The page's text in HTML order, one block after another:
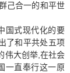
己合一的和平世
国式现代化的要
了和平共处五项
伟大创举,在社会
一直奉行这一原